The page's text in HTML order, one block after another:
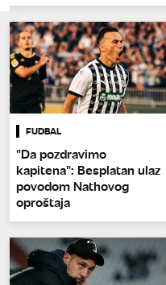
FUDBAL
"Da pozdravimo
kapitena": Besplatan ulaz
povodom Nathovog
oproštaja